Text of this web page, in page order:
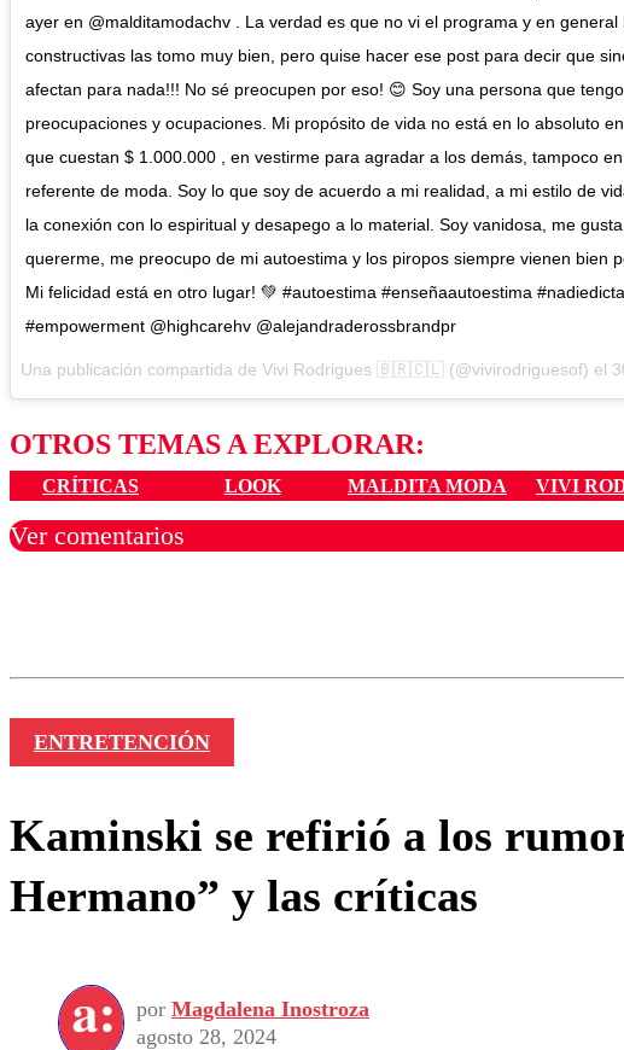
ayer en @malditamodachv . La verdad es que no vi el programa y en general
constructivas las tomo muy bien, pero quise hacer ese post para decir que
afectan para nada!!! No sé preocupen por eso! 😊 Soy una persona que
preocupaciones y ocupaciones. Mi propósito de vida no está en lo absoluto
que cuestan $ 1.000.000 , en vestirme para agradar a los demás, tampoco
referente de moda. Soy lo que soy de acuerdo a mi realidad, a mi estilo de
la conexión con lo espiritual y desapego a lo material. Soy vanidosa, me
quererme, me preocupo de mi autoestima y los piropos siempre vienen bien
Mi felicidad está en otro lugar! 💚 #autoestima #enseñaautoestima
#empowerment @highcarehv @alejandraderossbrandpr
Una publicación compartida de Vivi Rodrigues 🇧🇷🇨🇱 (@vivirodriguesof) el
OTROS TEMAS A EXPLORAR:
CRÍTICAS LOOK MALDITA MODA VIVI
Ver comentarios
ENTRETENCIÓN
Kaminski se refirió a los
Hermano” y las críticas
por Magdalena Inostroza
agosto 28, 2024